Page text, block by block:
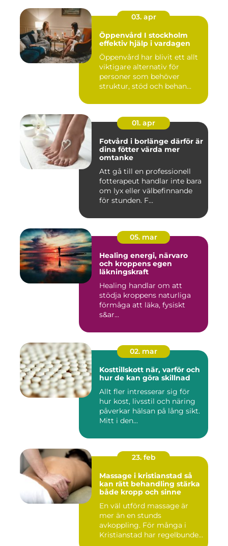
03. apr
Öppenvård I stockholm
effektiv hjälp i vardagen
Öppenvård har blivit ett allt
viktigare alternativ för
personer som behöver
struktur, stöd och behan...
01. apr
Fotvård i borlänge därför är
dina fötter värda mer
omtanke
Att gå till en professionell
fotterapeut handlar inte bara
om lyx eller välbefinnande
för stunden. F...
05. mar
Healing energi, närvaro
och kroppens egen
läkningskraft
Healing handlar om att
stödja kroppens naturliga
förmåga att läka, fysiskt
s&ar...
02. mar
Kosttillskott när, varför och
hur de kan göra skillnad
Allt fler intresserar sig för
hur kost, livsstil och näring
påverkar hälsan på lång sikt.
Mitt i den...
23. feb
Massage i kristianstad så
kan rätt behandling stärka
både kropp och sinne
En väl utförd massage är
mer än en stunds
avkoppling. För många i
Kristianstad har regelbunden